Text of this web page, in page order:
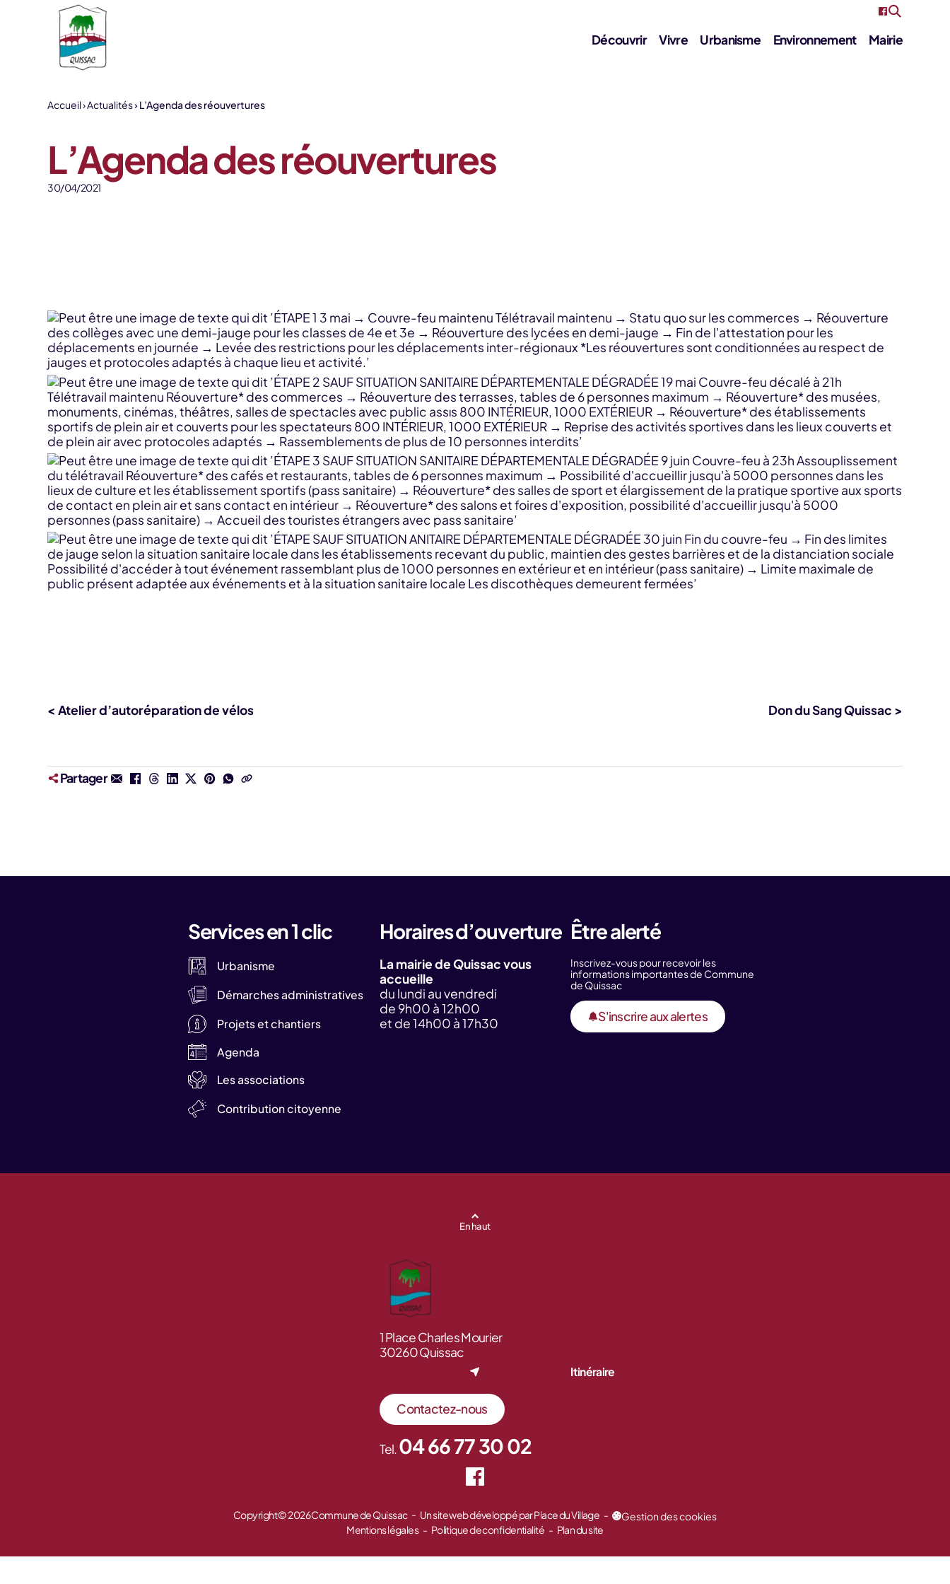
Aller au contenu
Découvrir Vivre Urbanisme Environnement Mairie
Accueil Actualités L’Agenda des réouvertures
L’Agenda des réouvertures
30/04/2021
< Atelier d’autoréparation de vélos Don du Sang Quissac >
Partager
Services en 1 clic
Urbanisme
Démarches administratives
Projets et chantiers
Agenda
Les associations
Contribution citoyenne
Horaires d’ouverture
La mairie de Quissac vous
accueille
du lundi au vendredi
de 9h00 à 12h00
et de 14h00 à 17h30
Être alerté
Inscrivez-vous pour recevoir les
informations importantes de Commune
de Quissac
S'inscrire aux alertes
En haut
1 Place Charles Mourier
30260 Quissac
Itinéraire
Contactez-nous
Tel.04 66 77 30 02
Copyright © 2026 Commune de Quissac Un site web développé par Place du Village
Gestion des cookies
Mentions légales
Politique de confidentialité Plan du site